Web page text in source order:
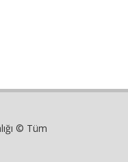
© Tüm